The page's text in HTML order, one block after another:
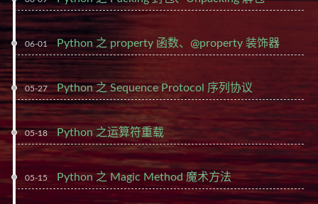
06-01 Python 之 property 函数、@property 装饰器
05-27 Python 之 Sequence Protocol 序列协议
05-18 Python 之运算符重载
05-15 Python 之 Magic Method 魔术方法